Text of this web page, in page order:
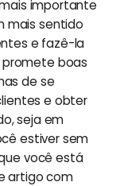
importante
mais sentido
e fazê-la
boas
de se
e obter
seja em
estiver sem
você está
artigo com